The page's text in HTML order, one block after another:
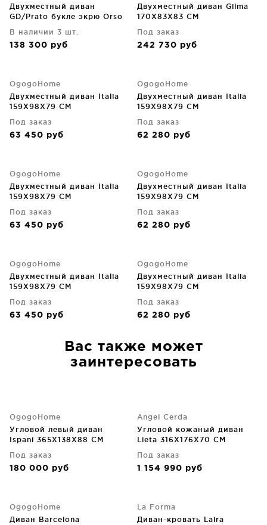
Двухместный диван
GD/Prato букле экрю Orso
В наличии 3 шт.
138 300 руб
Двухместный диван Gilma
170X83X83 CM
Под заказ
242 730 руб
OgogoHome
Двухместный диван Italia
159X98X79 CM
Под заказ
63 450 руб
OgogoHome
Двухместный диван Italia
159X98X79 CM
Под заказ
62 280 руб
OgogoHome
Двухместный диван Italia
159X98X79 CM
Под заказ
63 450 руб
OgogoHome
Двухместный диван Italia
159X98X79 CM
Под заказ
62 280 руб
OgogoHome
Двухместный диван Italia
159X98X79 CM
Под заказ
63 450 руб
OgogoHome
Двухместный диван Italia
159X98X79 CM
Под заказ
62 280 руб
Вас также может
заинтересовать
OgogoHome
Угловой левый диван
Ispani 365X138X88 CM
Под заказ
180 000 руб
Angel Cerda
Угловой кожаный диван
Lieta 316X176X70 CM
Под заказ
1 154 990 руб
OgogoHome
Диван Barcelona
La Forma
Диван-кровать Laira